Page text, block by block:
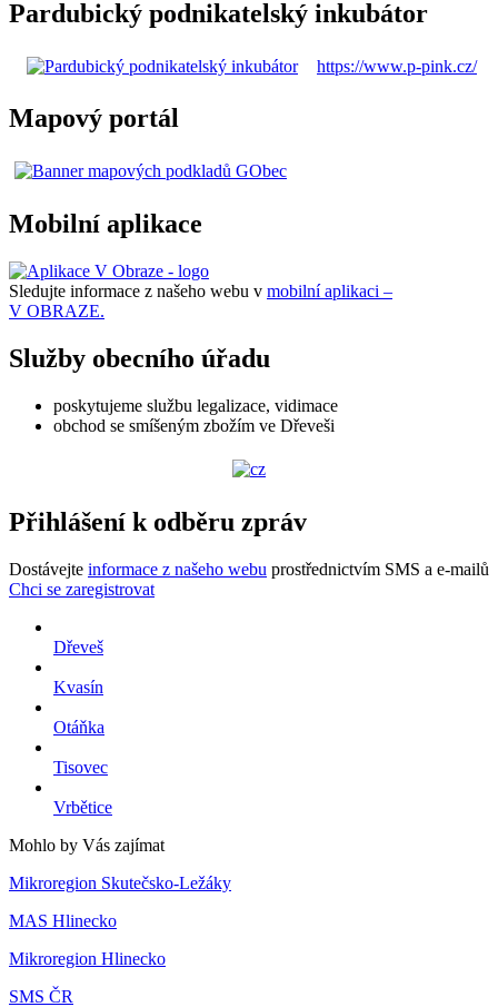
Pardubický podnikatelský inkubátor
https://www.p-pink.cz/
Mapový portál
Mobilní aplikace
Sledujte informace z našeho webu v mobilní aplikaci –
V OBRAZE.
Služby obecního úřadu
poskytujeme službu legalizace, vidimace
obchod se smíšeným zbožím ve Dřeveši
Přihlášení k odběru zpráv
Dostávejte informace z našeho webu prostřednictvím SMS a e-mailů
Chci se zaregistrovat
Dřeveš
Kvasín
Otáňka
Tisovec
Vrbětice
Mohlo by Vás zajímat
Mikroregion Skutečsko-Ležáky
MAS Hlinecko
Mikroregion Hlinecko
SMS ČR